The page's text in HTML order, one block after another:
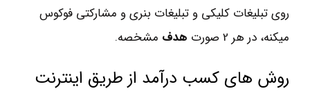
روی تبلیغات کلیکی و تبلیغات بنری و مشارکتی فوکوس
میکنه، در هر 2 صورت
هدف مشخصه.
روش های کسب درآمد از طریق اینترنت